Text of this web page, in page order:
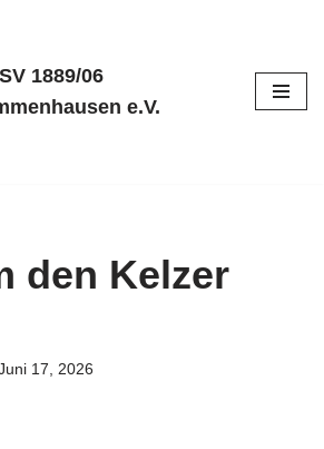
1889/06
e.V.
den Kelzer
17, 2026